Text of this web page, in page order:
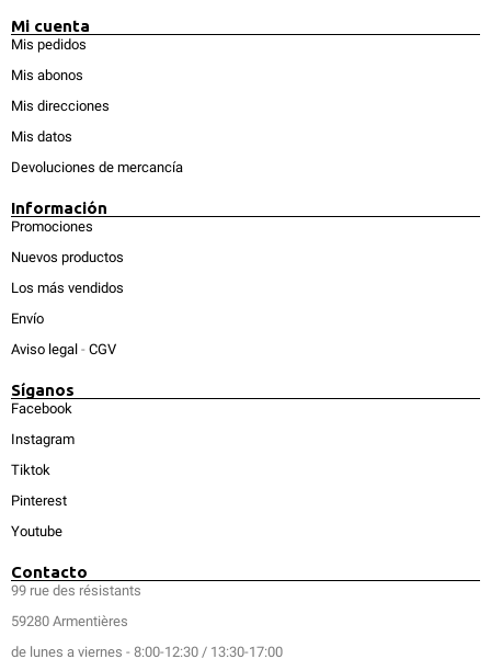
Mi cuenta
Mis pedidos
Mis abonos
Mis direcciones
Mis datos
Devoluciones de mercancía
Información
Promociones
Nuevos productos
Los más vendidos
Envío
Aviso legal - CGV
Síganos
Facebook
Instagram
Tiktok
Pinterest
Youtube
Contacto
99 rue des résistants
59280 Armentières
de lunes a viernes - 8:00-12:30 / 13:30-17:00